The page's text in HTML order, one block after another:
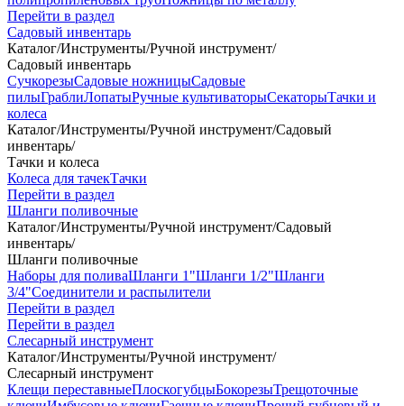
Перейти в раздел
Садовый инвентарь
Каталог/Инструменты/Ручной инструмент/
Садовый инвентарь
СучкорезыСадовые ножницыСадовые
пилыГраблиЛопатыРучные культиваторыСекаторыТачки и
колеса
Каталог/Инструменты/Ручной инструмент/Садовый
инвентарь/
Тачки и колеса
Колеса для тачекТачки
Перейти в раздел
Шланги поливочные
Каталог/Инструменты/Ручной инструмент/Садовый
инвентарь/
Шланги поливочные
Наборы для поливаШланги 1"Шланги 1/2"Шланги
3/4"Соединители и распылители
Перейти в раздел
Перейти в раздел
Слесарный инструмент
Каталог/Инструменты/Ручной инструмент/
Слесарный инструмент
Клещи переставныеПлоскогубцыБокорезыТрещоточные